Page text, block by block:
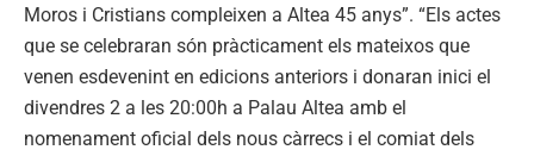
Moros i Cristians compleixen a Altea 45 anys”. “Els actes
que se celebraran són pràcticament els mateixos que
venen esdevenint en edicions anteriors i donaran inici el
divendres 2 a les 20:00h a Palau Altea amb el
nomenament oficial dels nous càrrecs i el comiat dels